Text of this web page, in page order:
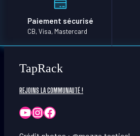
Paiement sécurisé
CB, Visa, Mastercard
TapRack
REJOINS LA COMMUNAUTÉ !
YouTube
Instagram
Facebook